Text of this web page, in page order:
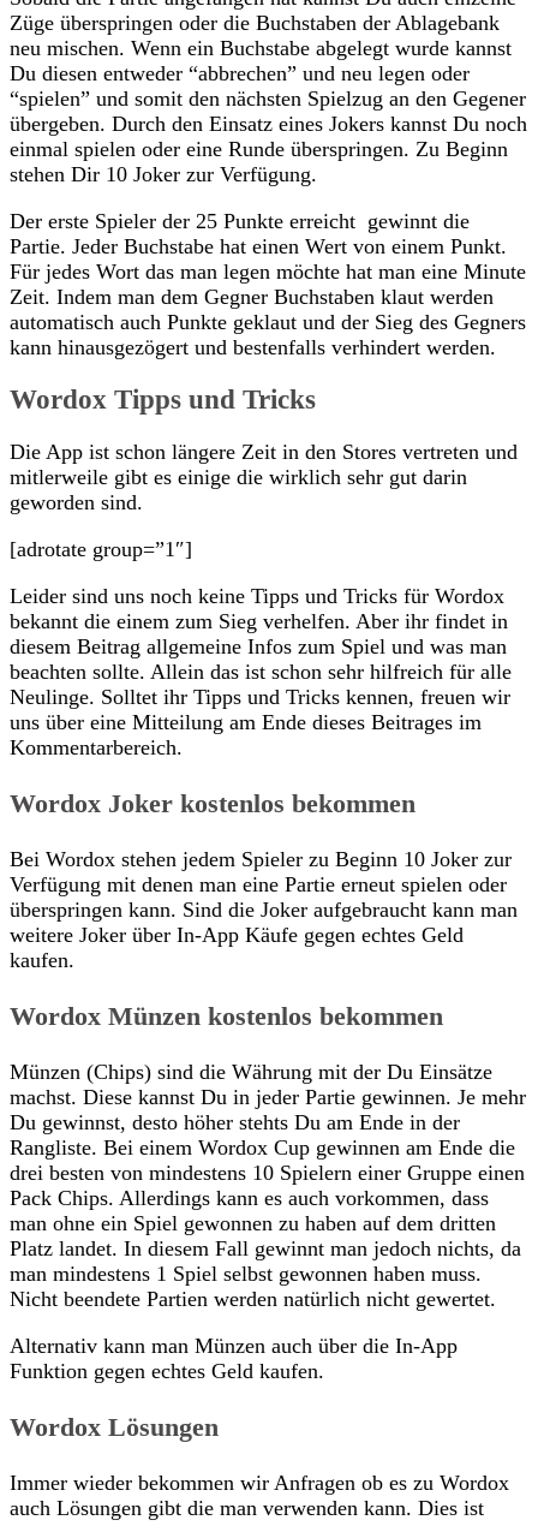
Züge überspringen oder die Buchstaben der Ablagebank
neu mischen. Wenn ein Buchstabe abgelegt wurde kannst
Du diesen entweder “abbrechen” und neu legen oder
“spielen” und somit den nächsten Spielzug an den Gegener
übergeben. Durch den Einsatz eines Jokers kannst Du noch
einmal spielen oder eine Runde überspringen. Zu Beginn
stehen Dir 10 Joker zur Verfügung.
Der erste Spieler der 25 Punkte erreicht gewinnt die
Partie. Jeder Buchstabe hat einen Wert von einem Punkt.
Für jedes Wort das man legen möchte hat man eine Minute
Zeit. Indem man dem Gegner Buchstaben klaut werden
automatisch auch Punkte geklaut und der Sieg des Gegners
kann hinausgezögert und bestenfalls verhindert werden.
Wordox Tipps und Tricks
Die App ist schon längere Zeit in den Stores vertreten und
mitlerweile gibt es einige die wirklich sehr gut darin
geworden sind.
[adrotate group=”1″]
Leider sind uns noch keine Tipps und Tricks für Wordox
bekannt die einem zum Sieg verhelfen. Aber ihr findet in
diesem Beitrag allgemeine Infos zum Spiel und was man
beachten sollte. Allein das ist schon sehr hilfreich für alle
Neulinge. Solltet ihr Tipps und Tricks kennen, freuen wir
uns über eine Mitteilung am Ende dieses Beitrages im
Kommentarbereich.
Wordox Joker kostenlos bekommen
Bei Wordox stehen jedem Spieler zu Beginn 10 Joker zur
Verfügung mit denen man eine Partie erneut spielen oder
überspringen kann. Sind die Joker aufgebraucht kann man
weitere Joker über In-App Käufe gegen echtes Geld
kaufen.
Wordox Münzen kostenlos bekommen
Münzen (Chips) sind die Währung mit der Du Einsätze
machst. Diese kannst Du in jeder Partie gewinnen. Je mehr
Du gewinnst, desto höher stehts Du am Ende in der
Rangliste. Bei einem Wordox Cup gewinnen am Ende die
drei besten von mindestens 10 Spielern einer Gruppe einen
Pack Chips. Allerdings kann es auch vorkommen, dass
man ohne ein Spiel gewonnen zu haben auf dem dritten
Platz landet. In diesem Fall gewinnt man jedoch nichts, da
man mindestens 1 Spiel selbst gewonnen haben muss.
Nicht beendete Partien werden natürlich nicht gewertet.
Alternativ kann man Münzen auch über die In-App
Funktion gegen echtes Geld kaufen.
Wordox Lösungen
Immer wieder bekommen wir Anfragen ob es zu Wordox
auch Lösungen gibt die man verwenden kann. Dies ist